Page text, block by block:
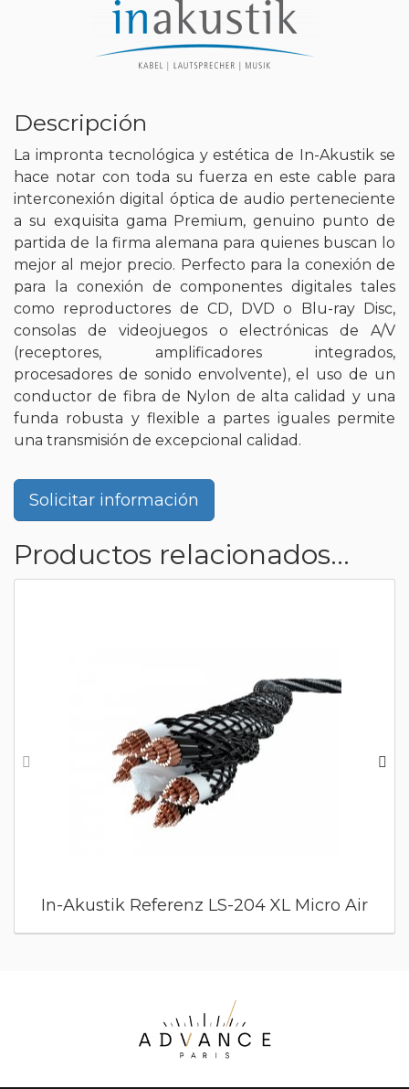
Descripción
La impronta tecnológica y estética de In-Akustik se
hace notar con toda su fuerza en este cable para
interconexión digital óptica de audio perteneciente
a su exquisita gama Premium, genuino punto de
partida de la firma alemana para quienes buscan lo
mejor al mejor precio. Perfecto para la conexión de
para la conexión de componentes digitales tales
como reproductores de CD, DVD o Blu-ray Disc,
consolas de videojuegos o electrónicas de A/V
(receptores, amplificadores integrados,
procesadores de sonido envolvente), el uso de un
conductor de fibra de Nylon de alta calidad y una
funda robusta y flexible a partes iguales permite
una transmisión de excepcional calidad.
Solicitar información
Productos relacionados...
In-Akustik Referenz LS-204 XL Micro Air